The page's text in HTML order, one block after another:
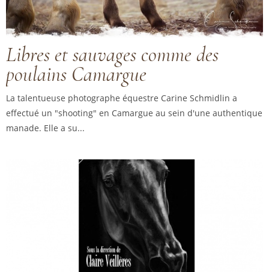
Libres et sauvages comme des
poulains Camargue
La talentueuse photographe équestre Carine Schmidlin a
effectué un "shooting" en Camargue au sein d'une authentique
manade. Elle a su...